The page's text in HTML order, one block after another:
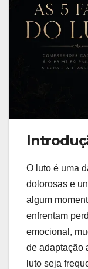
O luto é uma
dolorosas e
algum
enfrentam
emocional,
de adaptação
luto seja